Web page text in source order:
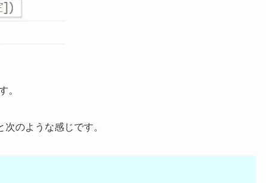
。
のような感じです。